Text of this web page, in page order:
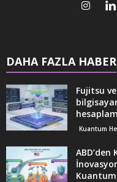
DAHA FAZLA HABER
Fujitsu
Kuantum